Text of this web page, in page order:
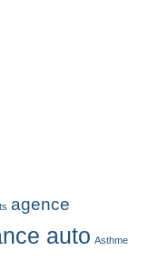
agence
auto Asthme